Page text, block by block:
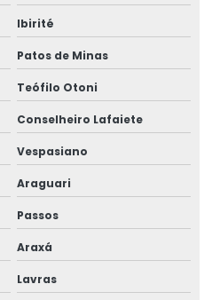
Ibirité
Patos de Minas
Teófilo Otoni
Conselheiro Lafaiete
Vespasiano
Araguari
Passos
Araxá
Lavras